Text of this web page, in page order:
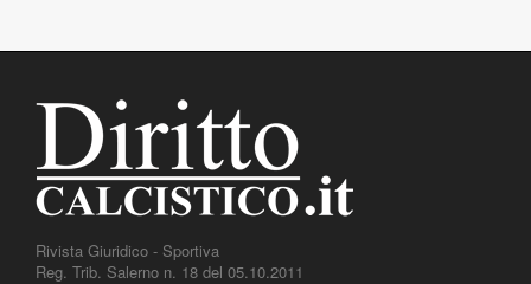
Rivista Giuridico - Sportiva
Reg. Trib. Salerno n. 18 del 05.10.2011